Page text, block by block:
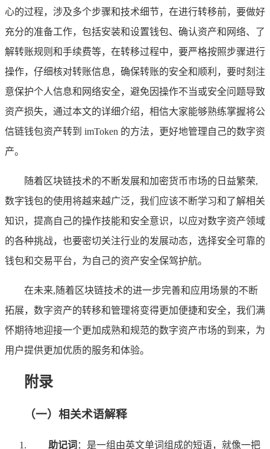
心的过程，涉及多个步骤和技术细节，在进行转移前，要做好
充分的准备工作，包括安装和设置钱包、确认资产和网络、了
解转账规则和手续费等，在转移过程中，要严格按照步骤进行
操作，仔细核对转账信息，确保转账的安全和顺利，要时刻注
意保护个人信息和网络安全，避免因操作不当或安全问题导致
资产损失，通过本文的详细介绍，相信大家能够熟练掌握将公
信链钱包资产转到 imToken 的方法，更好地管理自己的数字资
产。
随着区块链技术的不断发展和加密货币市场的日益繁荣,
数字钱包的使用将越来越广泛，我们应该不断学习和了解相关
知识，提高自己的操作技能和安全意识，以应对数字资产领域
的各种挑战，也要密切关注行业的发展动态，选择安全可靠的
钱包和交易平台，为自己的资产安全保驾护航。
在未来,随着区块链技术的进一步完善和应用场景的不断
拓展，数字资产的转移和管理将变得更加便捷和安全，我们满
怀期待地迎接一个更加成熟和规范的数字资产市场的到来，为
用户提供更加优质的服务和体验。
附录
（一）相关术语解释
助记词 ：是一组由英文单词组成的短语，就像一把